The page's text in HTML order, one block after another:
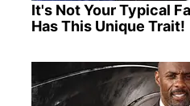
It's Not Your Typical
Has This Unique Trait!